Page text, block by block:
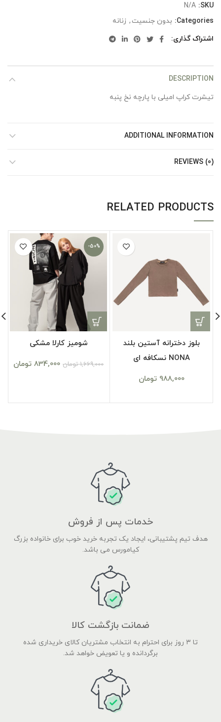
SKU:
N/A
Categories: بدون جنسیت , زنانه
اشتراک گذاری
DESCRIPTION
تیشرت کراپ امیلی با پارچه نخ پنبه
ADDITIONAL INFORMATION
REVIEWS (0)
RELATED PRODUCTS
بلوز دخترانه آستین بلند
NONA نسکافه ای
988,000 تومان
-50%
شومیز کارلا مشکی
1,669,000 تومان 834,000 تومان
خدمات پس از فروش
هدف تیم پشتیبانی، ایجاد یک تجربه خرید خوب برای خانواده بزرگ
کیامورس می باشد.
ضمانت بازگشت کالا
تا ۳ روز برای احترام به انتخاب مشتریان کالای خریداری شده
برگردانده و یا تعویض خواهد شد.